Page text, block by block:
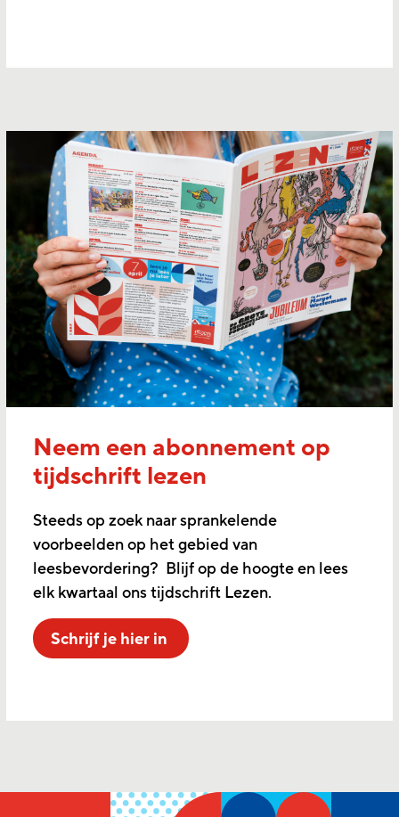
Neem een abonnement op
tijdschrift lezen
Steeds op zoek naar sprankelende
voorbeelden op het gebied van
leesbevordering? Blijf op de hoogte en lees
elk kwartaal ons tijdschrift Lezen.
Schrijf je hier in